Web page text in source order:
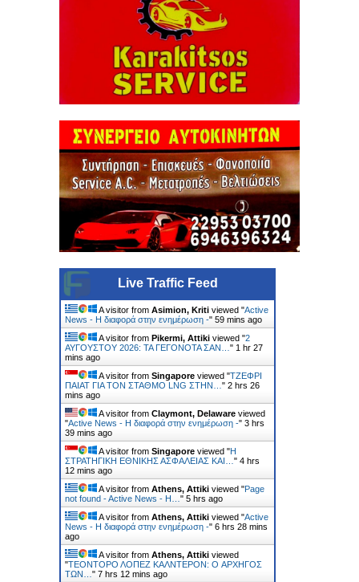
Live Traffic Feed
A visitor from Asimion, Kriti viewed "Active
News - Η διαφορά στην ενημέρωση -" 59 mins ago
A visitor from Pikermi, Attiki viewed "2
ΑΥΓΟΥΣΤΟΥ 2026: ΤΑ ΓΕΓΟΝΟΤΑ ΣΑΝ… " 1 hr 27
mins ago
A visitor from Singapore viewed "ΤΖΕΦΡΙ
ΠΑΙΑΤ ΓΙΑ ΤΟΝ ΣΤΑΘΜΟ LNG ΣΤΗΝ… " 2 hrs 26
mins ago
A visitor from Claymont, Delaware viewed
"Active News - Η διαφορά στην ενημέρωση -" 3 hrs
39 mins ago
A visitor from Singapore viewed "Η
ΣΤΡΑΤΗΓΙΚΗ ΕΘΝΙΚΗΣ ΑΣΦΑΛΕΙΑΣ ΚΑΙ… " 4 hrs
12 mins ago
A visitor from Athens, Attiki viewed "Page
not found - Active News - Η… " 5 hrs ago
A visitor from Athens, Attiki viewed "Active
News - Η διαφορά στην ενημέρωση -" 6 hrs 28 mins
ago
A visitor from Athens, Attiki viewed
"ΤΕΟΝΤΟΡΟ ΛΟΠΕΖ ΚΑΛΝΤΕΡΟΝ: O ΑΡΧΗΓΟΣ
ΤΩΝ… " 7 hrs 12 mins ago